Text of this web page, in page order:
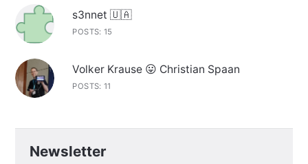
s3nnet 🇺🇦
POSTS: 15
Volker Krause 😛 Christian Spaan
POSTS: 11
Newsletter